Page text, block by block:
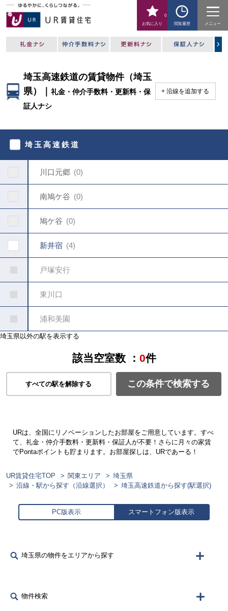
お気に入り
0
閲覧履歴
メニュー
埼玉高速鉄道の賃貸物件（埼玉
県）｜礼金・仲介手数料・更新料・保
証人ナシ
沿線を追加する
く
埼玉高速鉄道
川口元郷 0
南鳩ケ谷 0
鳩ケ谷 0
新井宿 4
戸塚安行
東川口
浦和美園
埼玉県以外の駅を表示する
該当空室数 ： 0件
すべての駅を解除する この条件で検索する
URは、全国にリノベーションしたお部屋をご用意しています。すべ
て、礼金・仲介手数料・更新料・保証人が不要！さらに月々の家賃
でPontaポイントも貯まります。お部屋探しは、URであーる！
UR賃貸住宅TOP 関東エリア
埼玉県
沿線・駅から探す（沿線選択）
埼玉高速鉄道から探す(駅選択)
PC版表示 スマートフォン版表示
埼玉県の物件をエリアから探す
物件検索